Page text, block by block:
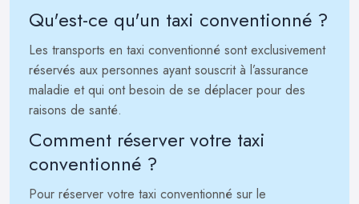
Qu'est-ce qu'un taxi conventionné ?
Les transports en taxi conventionné sont exclusivement
réservés aux personnes ayant souscrit à l’assurance
maladie et qui ont besoin de se déplacer pour des
raisons de santé.
Comment réserver votre taxi
conventionné ?
Pour réserver votre taxi conventionné sur le